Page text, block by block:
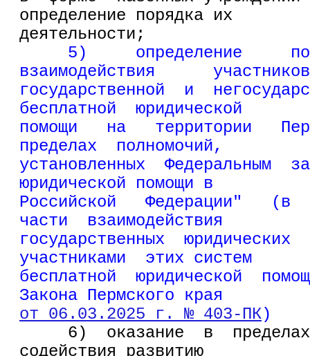
определение порядка их
деятельности;
5)     определение
взаимодействия      участников
государственной  и
бесплатной  юридической
помощи   на   территории
пределах  полномочий,
установленных  Федеральным
юридической помощи в
Российской   Федерации"
части  взаимодействия
государственных
участниками  этих систем
бесплатной  юридической
Закона Пермского края
от 06.03.2025 г. № 403-ПК)
6)  оказание  в  пределах
содействия развитию